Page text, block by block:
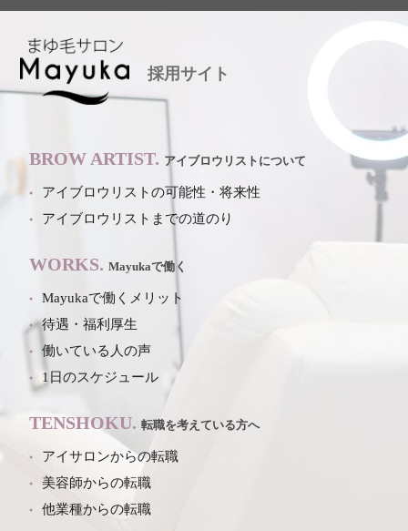
採用サイト
BROW ARTIST. アイブロウリストについて
アイブロウリストの可能性・将来性
アイブロウリストまでの道のり
WORKS. Mayukaで働く
Mayukaで働くメリット
待遇・福利厚生
働いている人の声
1日のスケジュール
TENSHOKU. 転職を考えている方へ
アイサロンからの転職
美容師からの転職
他業種からの転職